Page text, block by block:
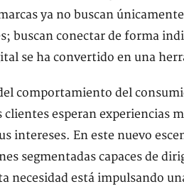
ya no buscan
buscan conectar de forma
se ha convertido en una
comportamiento del
clientes esperan experiencias
intereses. En este nuevo
segmentadas capaces de
necesidad está impulsando